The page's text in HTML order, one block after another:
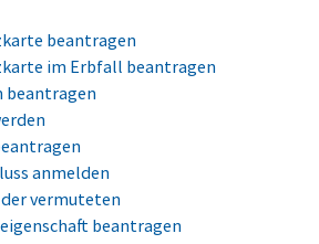
beantragen
im Erbfall beantragen
beantragen
anmelden
vermuteten
beantragen